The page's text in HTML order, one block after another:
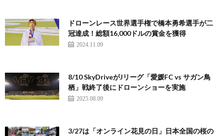
ドローンレース世界選手権で橋本勇希選手が二
冠達成！総額16,000ドルの賞金を獲得
2024.11.09
8/10 SkyDriveがJリーグ「愛媛FC vs サガン鳥
栖」戦終了後にドローンショーを実施
2025.08.09
3/27は「オンライン花見の日」日本全国の桜の